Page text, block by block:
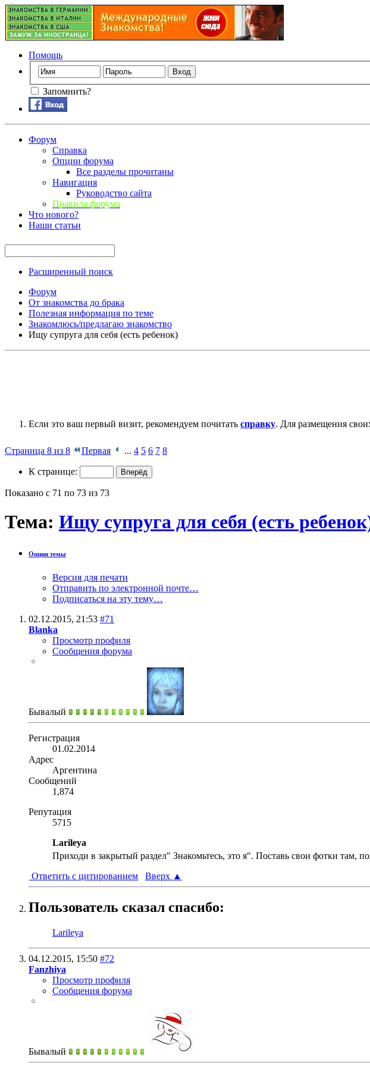
Помощь
Запомнить?
Форум
Справка
Опции форума
Все разделы прочитаны
Навигация
Руководство сайта
Правила форума
Что нового?
Наши статьи
Расширенный поиск
Форум
От знакомства до брака
Полезная информация по теме
Знакомлюсь/предлагаю знакомство
Ищу супруга для себя (есть ребенок)
Если это ваш первый визит, рекомендуем почитать справку. Для размещения
Страница 8 из 8 Первая ... 4 5 6 7 8
К странице:
Показано с 71 по 73 из 73
Тема: Ищу супруга для себя (есть
Опции темы
Версия для печати
Отправить по электронной почте…
Подписаться на эту тему…
02.12.2015, 21:53 #71
Blanka
Просмотр профиля
Сообщения форума
Бывалый
Регистрация
01.02.2014
Адрес
Аргентина
Сообщений
1,874
Репутация
5715
Larileya
Приходи в закрытый раздел" Знакомьтесь, это я". Поставь свои фотки там,
Ответить с цитированием
Вверх ▲
Пользователь сказал cпасибо:
Larileya
04.12.2015, 15:50 #72
Fanzhiya
Просмотр профиля
Сообщения форума
Бывалый